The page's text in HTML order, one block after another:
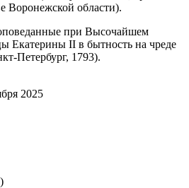
Воронежской области).
при Высочайшем
Екатерины II в бытность на чреде
Петербург, 1793).
2025